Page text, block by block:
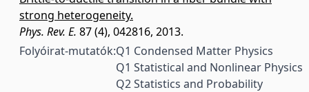
strong heterogeneity.
Phys. Rev. E. 87 (4), 042816, 2013.
Folyóirat-mutatók:Q1 Condensed Matter Physics
Q1 Statistical and Nonlinear Physics
Q2 Statistics and Probability